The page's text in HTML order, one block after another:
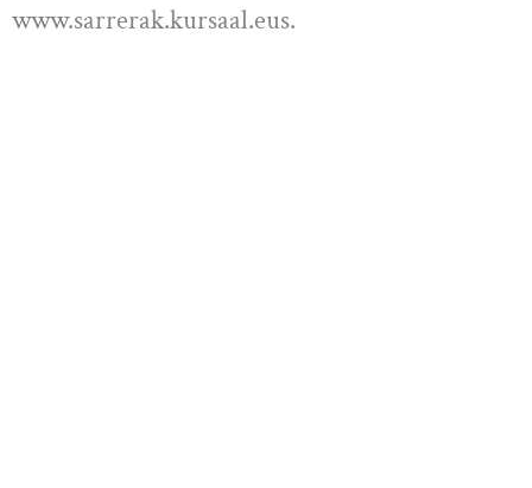
www.sarrerak.kursaal.eus.